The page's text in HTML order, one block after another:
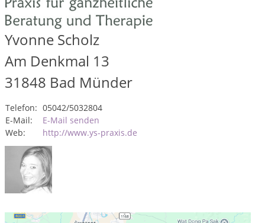
Yvonne Scholz
Am Denkmal 13
31848 Bad Münder
Telefon: 05042/5032804
E-Mail:
E-Mail senden
Web:
http://www.ys-praxis.de